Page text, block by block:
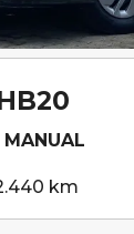
MANUAL
km